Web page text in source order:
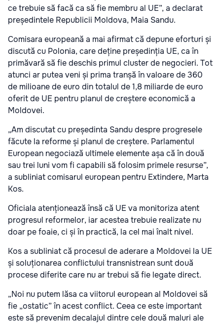
ce trebuie să facă ca să fie membru al UE”, a declarat
președintele Republicii Moldova, Maia Sandu.
Comisara europeană a mai afirmat că depune eforturi și
discută cu Polonia, care deține președinția UE, ca în
primăvară să fie deschis primul cluster de negocieri. Tot
atunci ar putea veni și prima tranșă în valoare de 360
de milioane de euro din totalul de 1,8 miliarde de euro
oferit de UE pentru planul de creștere economică a
Moldovei.
„Am discutat cu președinta Sandu despre progresele
făcute la reforme și planul de creștere. Parlamentul
European negociază ultimele elemente așa că în două
sau trei luni vom fi capabili să folosim primele resurse”,
a subliniat comisarul european pentru Extindere, Marta
Kos.
Oficiala atenționează însă că UE va monitoriza atent
progresul reformelor, iar acestea trebuie realizate nu
doar pe foaie, ci și în practică, la cel mai înalt nivel.
Kos a subliniat că procesul de aderare a Moldovei la UE
și soluționarea conflictului transnistrean sunt două
procese diferite care nu ar trebui să fie legate direct.
„Noi nu putem lăsa ca viitorul european al Moldovei să
fie „ostatic” în acest conflict. Ceea ce este important
este să prevenim decalajul dintre cele două maluri ale